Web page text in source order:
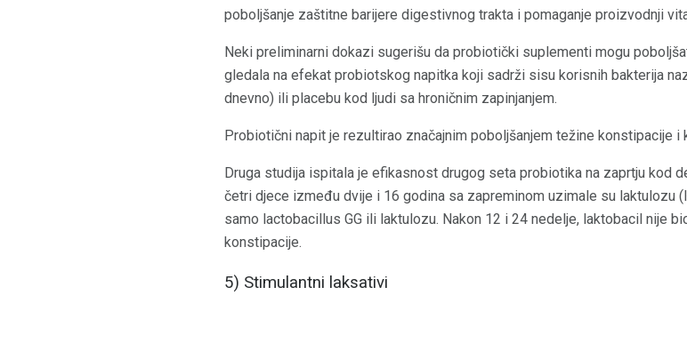
poboljšanje zaštitne barijere digestivnog trakta i pomaganje proizvodnji
Neki preliminarni dokazi sugerišu da probiotički suplementi mogu
gledala na efekat probiotskog napitka koji sadrži sisu korisnih bakterija
dnevno) ili placebu kod ljudi sa hroničnim zapinjanjem.
Probiotični napit je rezultirao značajnim poboljšanjem težine konstipacije i
Druga studija ispitala je efikasnost drugog seta probiotika na zaprtju kod
četri djece između dvije i 16 godina sa zapreminom uzimale su laktulozu
samo lactobacillus GG ili laktulozu. Nakon 12 i 24 nedelje, laktobacil nije
konstipacije.
5) Stimulantni laksativi